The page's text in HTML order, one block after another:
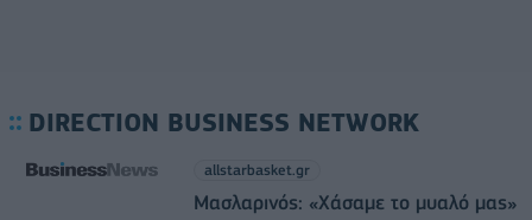
DIRECTION BUSINESS NETWORK
allstarbasket.gr
Μασλαρινός: «Χάσαμε το μυαλό μας»